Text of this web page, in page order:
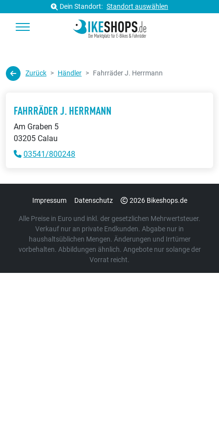
Dein Standort: Standort auswählen
Zurück Händler Fahrräder J. Herrmann
FAHRRÄDER J. HERRMANN
Am Graben 5
03205 Calau
03541/800248
Impressum Datenschutz 2026 Bikeshops.de
Alle Preise in Euro und inkl. der gesetzlichen Mehrwertsteuer.
Verkauf nur an private Endkunden. Abgabe nur in
haushaltsüblichen Mengen. Änderungen und Irrtümer
vorbehalten. Abbildungen ähnlich. Angebote nur solange der
Vorrat reicht.